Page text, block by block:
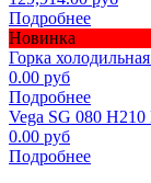
Подробнее
Новинка
Горка
0.00 руб
Подробнее
Vega SG 080
0.00 руб
Подробнее